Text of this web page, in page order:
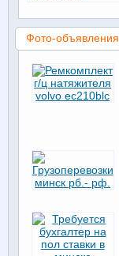
Фото-объявления